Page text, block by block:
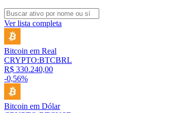
Ver lista completa
Bitcoin em Real
CRYPTO:BTCBRL
R$ 330.240,00
-0,56%
Bitcoin em Dólar